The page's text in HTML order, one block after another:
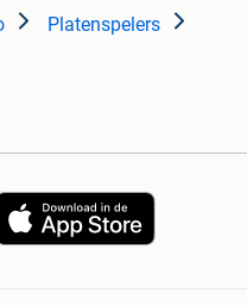
Platenspelers